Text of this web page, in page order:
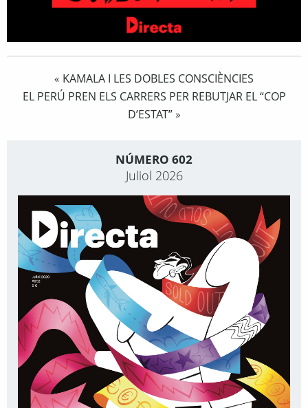
« KAMALA I LES DOBLES CONSCIÈNCIES
EL PERÚ PREN ELS CARRERS PER REBUTJAR EL “COP
D’ESTAT” »
NÚMERO 602
Juliol 2026